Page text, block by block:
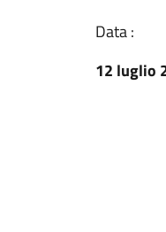
Data :
12 luglio